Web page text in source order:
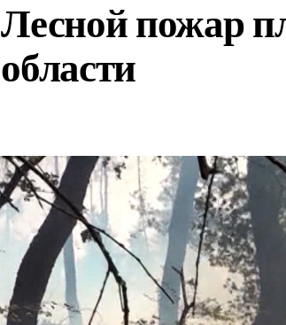
Лесной пожар
области